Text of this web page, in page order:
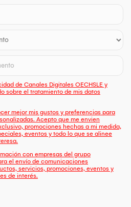
de Canales Digitales OECHSLE y
sobre el tratamiento de mis datos
mejor mis gustos y preferencias para
Acepto que me envien
promociones hechas a mi medida,
eventos y todo lo que se alinee
con empresas del grupo
el envío de comunicaciones
servicios, promociones, eventos y
de interés.